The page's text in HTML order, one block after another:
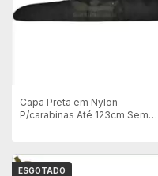
Capa Preta em Nylon
P/carabinas Até 123cm Sem
ESGOTADO